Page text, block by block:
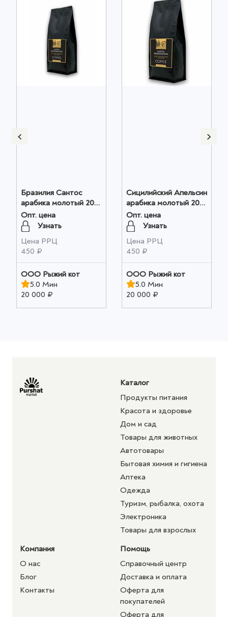
Бразилия Сантос
арабика молотый 200г
оптом
Опт. цена
Узнать
Цена РРЦ
450 ₽
ООО Рыжий кот
5.0 Мин
20 000 ₽
Сицилийский Апельсин
арабика молотый 200г
оптом
Опт. цена
Узнать
Цена РРЦ
450 ₽
ООО Рыжий кот
5.0 Мин
20 000 ₽
Каталог
Продукты питания
Красота и здоровье
Дом и сад
Товары для животных
Автотовары
Бытовая химия и гигиена
Аптека
Одежда
Туризм, рыбалка, охота
Электроника
Товары для взрослых
Компания
О нас
Блог
Контакты
Помощь
Справочный центр
Доставка и оплата
Оферта для
покупателей
Оферта для